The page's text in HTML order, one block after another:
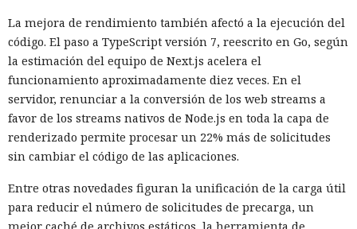
criterio del propio modelo, sobre qué acciones y con qué
nivel de acceso puede ejecutar el navegador de forma
automática.
Inspecciones que forzarán su
salida del mercado: China toma
represalias contra EE. UU. a
través de Palo Alto Networks
12:43 / 07.08.2026
Otra corporación corre el riesgo de repetir la triste suerte de
La mejora de rendimiento también afectó a la ejecución del
código. El paso a TypeScript versión 7, reescrito en Go, según
la estimación del equipo de Next.js acelera el
funcionamiento aproximadamente diez veces. En el
servidor, renunciar a la conversión de los web streams a
favor de los streams nativos de Node.js en toda la capa de
renderizado permite procesar un 22% más de solicitudes
sin cambiar el código de las aplicaciones.
Entre otras novedades figuran la unificación de la carga útil
para reducir el número de solicitudes de precarga, un